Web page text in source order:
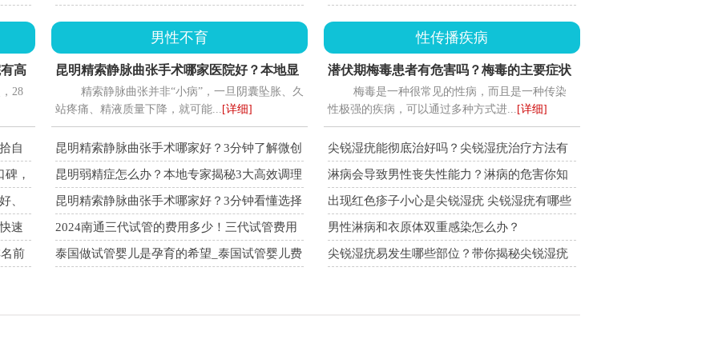
高
28
自
，
、
速
前
男性不育
昆明精索静脉曲张手术哪家医院好？本地显
微外科专家坐诊，术后恢复快
精索静脉曲张并非“小病”，一旦阴囊坠胀、久
站疼痛、精液质量下降，就可能... [详细]
昆明精索静脉曲张手术哪家好？3分钟了解微创
手术过程与费用
昆明弱精症怎么办？本地专家揭秘3大高效调理
方案
昆明精索静脉曲张手术哪家好？3分钟看懂选择
攻略+费用对比
2024南通三代试管的费用多少！三代试管费用
一览表2020！
泰国做试管婴儿是孕育的希望_泰国试管婴儿费
性传播疾病
潜伏期梅毒患者有危害吗？梅毒的主要症状
有哪些？
梅毒是一种很常见的性病，而且是一种传染
性极强的疾病，可以通过多种方式进... [详细]
尖锐湿疣能彻底治好吗？尖锐湿疣治疗方法有
哪些
淋病会导致男性丧失性能力？淋病的危害你知
道吗?
出现红色疹子小心是尖锐湿疣 尖锐湿疣有哪些
症状？
男性淋病和衣原体双重感染怎么办？
尖锐湿疣易发生哪些部位？带你揭秘尖锐湿疣